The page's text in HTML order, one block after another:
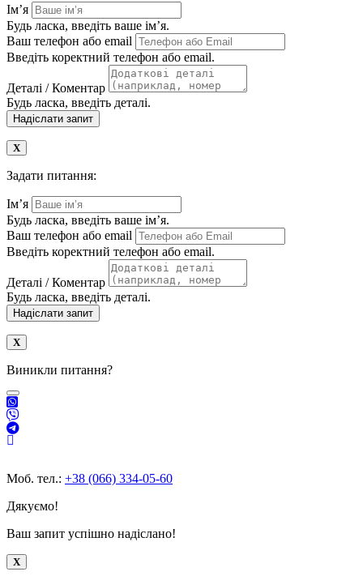
Ім’я
Будь ласка, введіть ваше ім’я.
Ваш телефон або email
Введіть коректний телефон або email.
Деталі / Коментар
Будь ласка, введіть деталі.
Надіслати запит
Задати питання:
Ім’я
Будь ласка, введіть ваше ім’я.
Ваш телефон або email
Введіть коректний телефон або email.
Деталі / Коментар
Будь ласка, введіть деталі.
Надіслати запит
Виникли питання?
Моб. тел.: +38 (066) 334-05-60
Дякуємо!
Ваш запит успішно надіслано!